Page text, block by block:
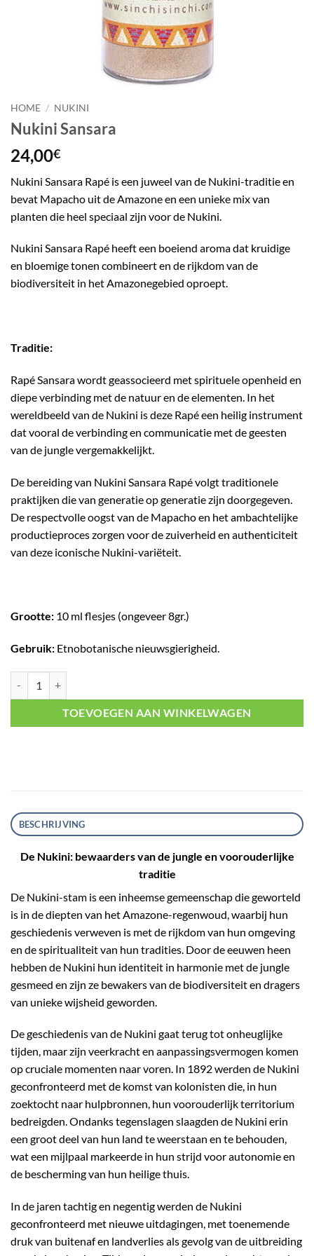
HOME / NUKINI
Nukini Sansara
24,00€
Nukini Sansara Rapé is een juweel van de Nukini-traditie en
bevat Mapacho uit de Amazone en een unieke mix van
planten die heel speciaal zijn voor de Nukini.
Nukini Sansara Rapé heeft een boeiend aroma dat kruidige
en bloemige tonen combineert en de rijkdom van de
biodiversiteit in het Amazonegebied oproept.
Traditie:
Rapé Sansara wordt geassocieerd met spirituele openheid en
diepe verbinding met de natuur en de elementen. In het
wereldbeeld van de Nukini is deze Rapé een heilig instrument
dat vooral de verbinding en communicatie met de geesten
van de jungle vergemakkelijkt.
De bereiding van Nukini Sansara Rapé volgt traditionele
praktijken die van generatie op generatie zijn doorgegeven.
De respectvolle oogst van de Mapacho en het ambachtelijke
productieproces zorgen voor de zuiverheid en authenticiteit
van deze iconische Nukini-variëteit.
Grootte: 10 ml flesjes (ongeveer 8gr.)
Gebruik: Etnobotanische nieuwsgierigheid.
TOEVOEGEN AAN WINKELWAGEN
BESCHRIJVING
De Nukini: bewaarders van de jungle en voorouderlijke
traditie
De Nukini-stam is een inheemse gemeenschap die geworteld
is in de diepten van het Amazone-regenwoud, waarbij hun
geschiedenis verweven is met de rijkdom van hun omgeving
en de spiritualiteit van hun tradities. Door de eeuwen heen
hebben de Nukini hun identiteit in harmonie met de jungle
gesmeed en zijn ze bewakers van de biodiversiteit en dragers
van unieke wijsheid geworden.
De geschiedenis van de Nukini gaat terug tot onheuglijke
tijden, maar zijn veerkracht en aanpassingsvermogen komen
op cruciale momenten naar voren. In 1892 werden de Nukini
geconfronteerd met de komst van kolonisten die, in hun
zoektocht naar hulpbronnen, hun voorouderlijk territorium
bedreigden. Ondanks tegenslagen slaagden de Nukini erin
een groot deel van hun land te weerstaan ​​en te behouden,
wat een mijlpaal markeerde in hun strijd voor autonomie en
de bescherming van hun heilige thuis.
In de jaren tachtig en negentig werden de Nukini
geconfronteerd met nieuwe uitdagingen, met toenemende
druk van buitenaf en landverlies als gevolg van de uitbreiding